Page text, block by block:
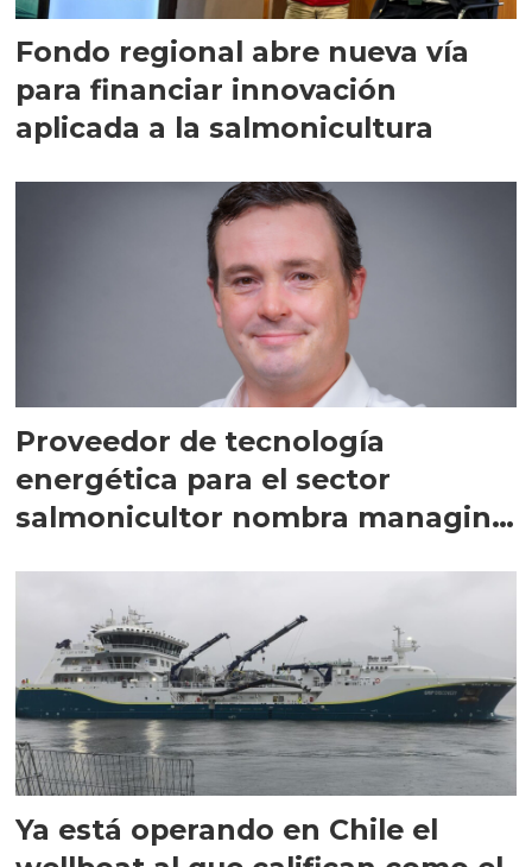
Fondo regional abre nueva vía
para financiar innovación
aplicada a la salmonicultura
Proveedor de tecnología
energética para el sector
salmonicultor nombra managing
Ya está operando en Chile el